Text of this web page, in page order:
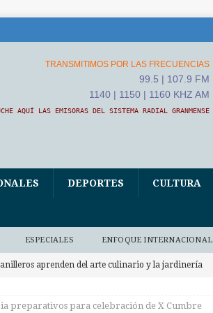
TRANSMITIMOS POR LAS FRECUENCIAS
99.5 | 107.9 FM
1140 | 1150 | 1160 KHZ AM
AQUÍ LAS EMISORAS DEL SISTEMA RADIAL GRANMENSE
DEPORTES CULTURA
ESPECIALES ENFOQUE INTERNACIONAL
aprenden del arte culinario y la jardinería
preparativos para celebración de X Cumbre